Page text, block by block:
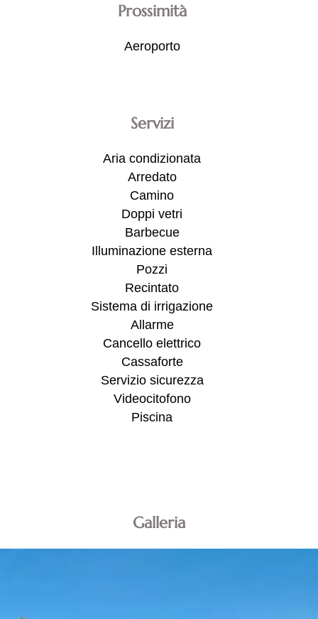
Prossimità
Aeroporto
Servizi
Aria condizionata
Arredato
Camino
Doppi vetri
Barbecue
Illuminazione esterna
Pozzi
Recintato
Sistema di irrigazione
Allarme
Cancello elettrico
Cassaforte
Servizio sicurezza
Videocitofono
Piscina
Galleria